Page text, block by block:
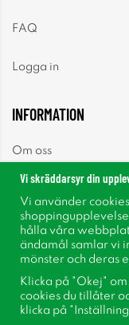
FAQ
Logga in
INFORMATION
Om oss
Nyhetsbrev
Om cookies
Inspiration
Vi skräddarsyr din
Vi använder
hålla våra
ändamål samlar vi
mönster och deras
Klicka på "Okej"
cookies du tillåter
klicka på